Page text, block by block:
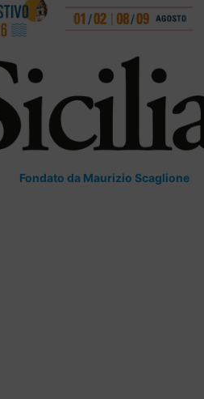
Fondato da Maurizio Scaglione